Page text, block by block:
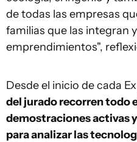
de todas las empresas
familias que las integran
emprendimientos",
Desde el inicio de cada
del jurado recorren todo
demostraciones activas
para analizar las